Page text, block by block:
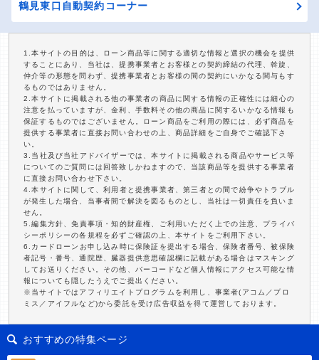
鶴見東口自動契約コーナー
1.本サイトの目的は、ローン商品等に関する適切な情報と選択の機会を提供
することにあり、当社は、提携事業者とお客様との契約締結の代理、斡旋、
仲介等の形態を問わず、提携事業者とお客様の間の契約にいかなる関与もす
るものではありません。
2.本サイトに掲載される他の事業者の商品に関する情報の正確性には細心の
注意を払っていますが、金利、手数料その他の商品に関するいかなる情報も
保証するものではございません。ローン商品をご利用の際には、必ず商品を
提供する事業者に直接お問い合わせの上、商品詳細をご自身でご確認下さ
い。
3.当社及び当社アドバイザーでは、本サイトに掲載される商品やサービス等
についてのご質問には回答致しかねますので、当該商品等を提供する事業者
に直接お問い合わせ下さい。
4.本サイトに関して、利用者と提携事業者、第三者との間で紛争やトラブル
が発生した場合、当事者間で解決を図るものとし、当社は一切責任を負いま
せん。
5.編集方針、免責事項・知的財産権、ご利用いただく上での注意、プライバ
シーポリシーの各規程を必ずご確認の上、本サイトをご利用下さい。
6.カードローンお申し込み時に保険証を提出する場合、保険者番号、被保険
者記号・番号、通院歴、臓器提供意思確認欄に記載がある場合はマスキング
してお送りください。その他、バーコードなど個人情報にアクセス可能な情
報についても隠したうえでご提出ください。
※当サイトではアフィリエイトプログラムを利用し、事業者(アコム／プロ
ミス／アイフルなど)から委託を受け広告収益を得て運営しております。
おすすめの特集ページ